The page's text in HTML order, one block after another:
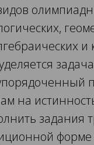
на
задания
форме